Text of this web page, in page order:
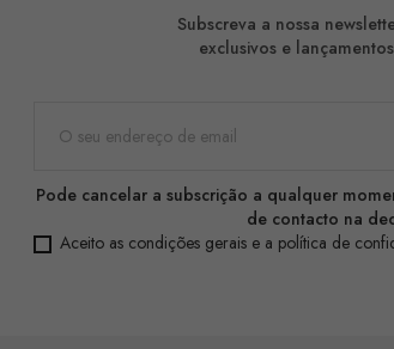
Subscreva a nossa
exclusivos e
Pode cancelar a subscrição a qualquer
de contacto na
Aceito as condições gerais e a política de